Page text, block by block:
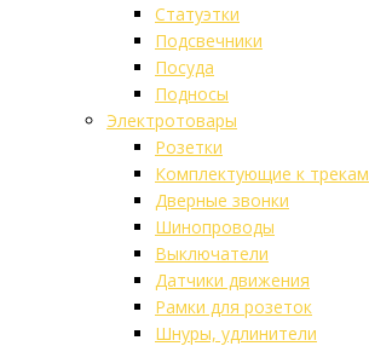
Статуэтки
Подсвечники
Посуда
Подносы
Электротовары
Розетки
Комплектующие к трекам
Дверные звонки
Шинопроводы
Выключатели
Датчики движения
Рамки для розеток
Шнуры, удлинители